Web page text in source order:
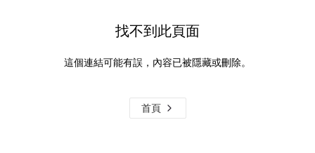
找不到此頁面
這個連結可能有誤，內容已被隱藏或刪除。
首頁